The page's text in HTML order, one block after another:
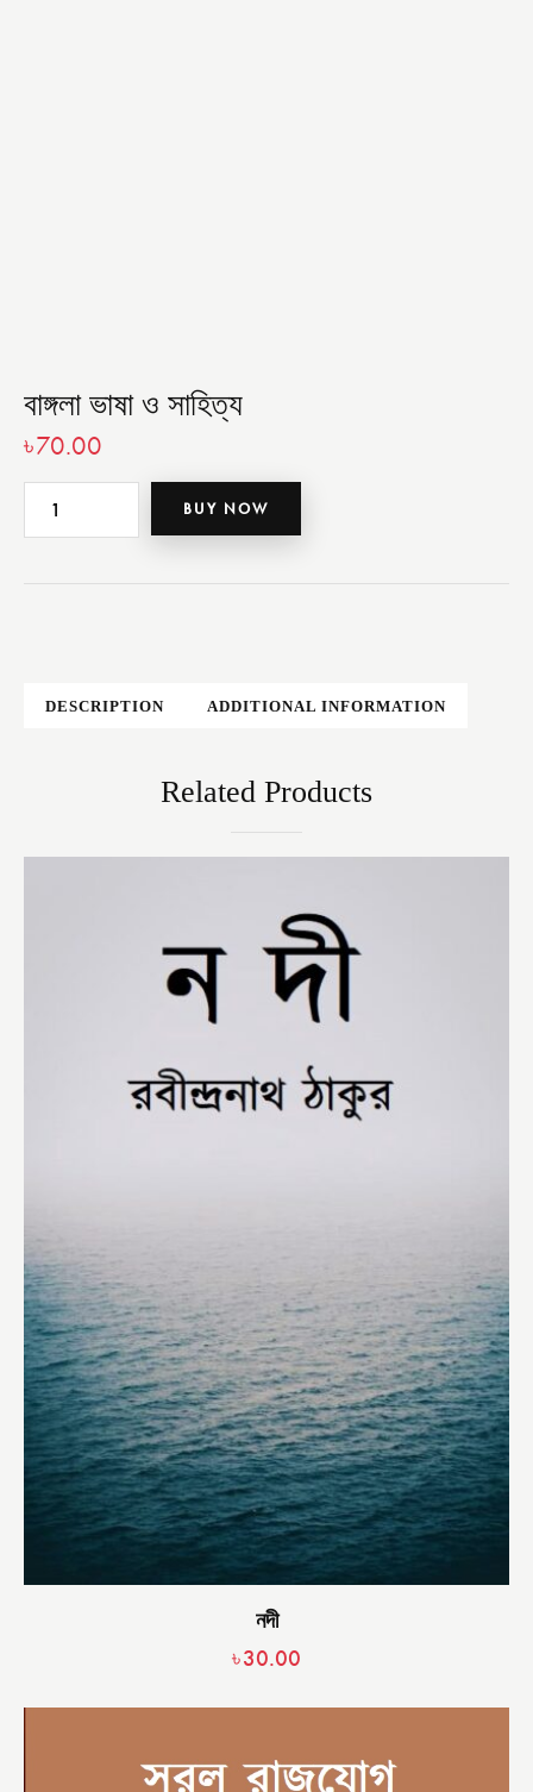
বাঙ্গলা ভাষা ও সাহিত্য
৳70.00
BUY NOW
DESCRIPTION ADDITIONAL INFORMATION
Related Products
নদী
৳30.00